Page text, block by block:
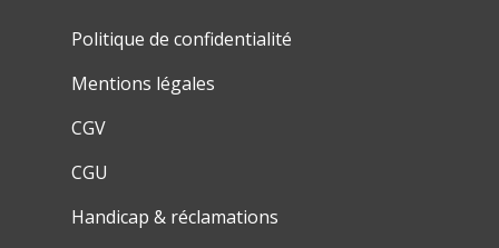
Politique de confidentialité
Mentions légales
CGV
CGU
Handicap & réclamations